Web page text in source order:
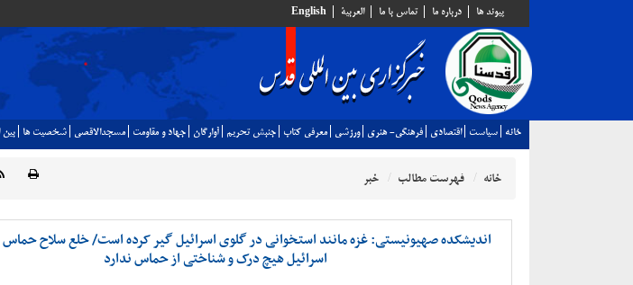
پيوند ها درباره ما تماس با ما العربية English
خانه سياست اقتصادي فرهنگي- هنري ورزشي معرفي كتاب جنبش تحريم آوارگان جهاد و مقاومت مسجدالاقصي شخصيت ها بين
خانه فهرست مطالب خبر
اندیشکده صهیونیستی: غزه مانند استخوانی در گلوی اسرائیل گیر کرده است/ خلع سلاح
اسرائیل هیچ درک و شناختی از حماس ندارد